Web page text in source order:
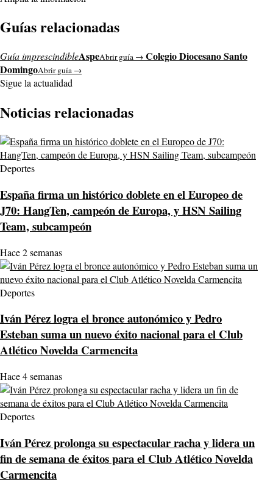
Guías relacionadas
Guía imprescindibleAspeAbrir guía → Colegio Diocesano Santo
DomingoAbrir guía →
Sigue la actualidad
Noticias relacionadas
Deportes
España firma un histórico doblete en el Europeo de
J70: HangTen, campeón de Europa, y HSN Sailing
Team, subcampeón
Hace 2 semanas
Deportes
Iván Pérez logra el bronce autonómico y Pedro
Esteban suma un nuevo éxito nacional para el Club
Atlético Novelda Carmencita
Hace 4 semanas
Deportes
Iván Pérez prolonga su espectacular racha y lidera un
fin de semana de éxitos para el Club Atlético Novelda
Carmencita